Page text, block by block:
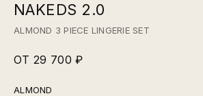
NAKEDS 2.0
ALMOND 3 PIECE LINGERIE SET
ОТ 29 700 ₽
ALMOND